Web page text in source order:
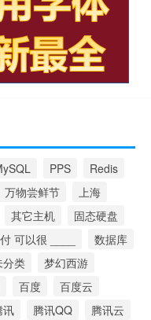
PPS
Redis
万物尝鲜节
上海
其它主机
固态硬盘
可以很 ____
数据库
分类
梦幻西游
百度
百度云
讯 腾讯QQ
腾讯云